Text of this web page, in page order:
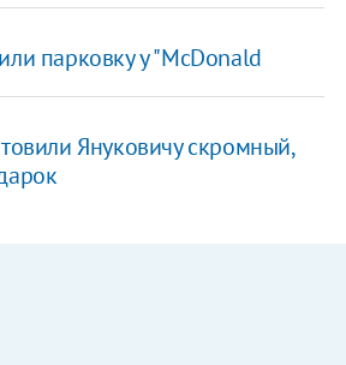
парковку у "McDonald
Януковичу скромный,